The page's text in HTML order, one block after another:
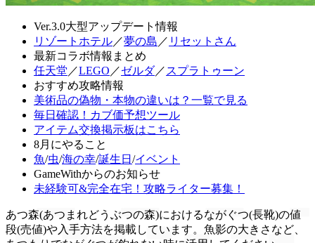
Ver.3.0大型アップデート情報
リゾートホテル／夢の島 ／ リセットさん
最新コラボ情報まとめ
任天堂 ／LEGO ／ゼルダ／ スプラトゥーン
おすすめ攻略情報
美術品の偽物・本物の違いは？一覧で見る
毎日確認！カブ価予想ツール
アイテム交換掲示板はこちら
8月にやること
魚/虫/海の幸/誕生日 /イベント
GameWithからのお知らせ
未経験可&完全在宅！攻略ライター募集！
あつ森(あつまれどうぶつの森)におけるながぐつ(長靴)の値
段(売値)や入手方法を掲載しています。魚影の大きさなど、